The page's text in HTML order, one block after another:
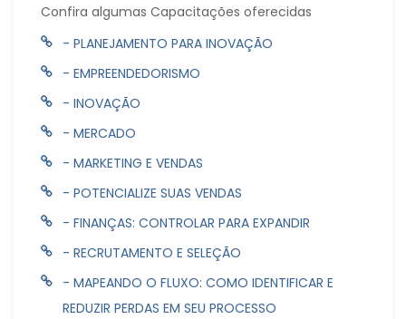
Confira algumas Capacitações oferecidas
- PLANEJAMENTO PARA INOVAÇÃO
- EMPREENDEDORISMO
- INOVAÇÃO
- MERCADO
- MARKETING E VENDAS
- POTENCIALIZE SUAS VENDAS
- FINANÇAS: CONTROLAR PARA EXPANDIR
- RECRUTAMENTO E SELEÇÃO
- MAPEANDO O FLUXO: COMO IDENTIFICAR E
REDUZIR PERDAS EM SEU PROCESSO